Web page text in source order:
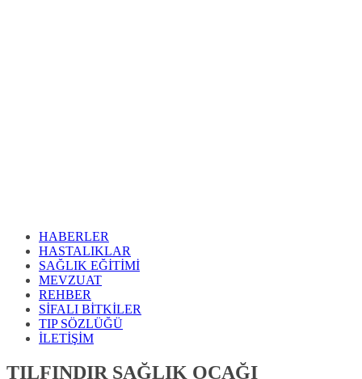
HABERLER
HASTALIKLAR
SAĞLIK EĞİTİMİ
MEVZUAT
REHBER
SİFALI BİTKİLER
TIP SÖZLÜĞÜ
İLETİŞİM
TILFINDIR SAĞLIK OCAĞI